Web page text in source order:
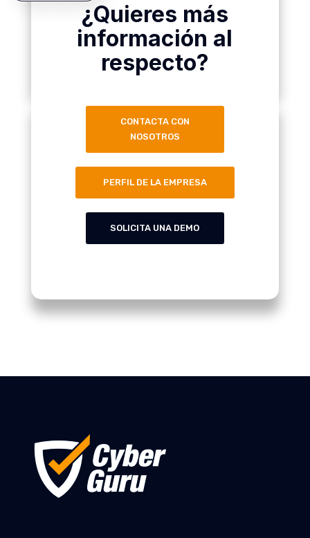
¿Quieres más
información al
respecto?
CONTACTA CON
NOSOTROS
PERFIL DE LA EMPRESA
SOLICITA UNA DEMO